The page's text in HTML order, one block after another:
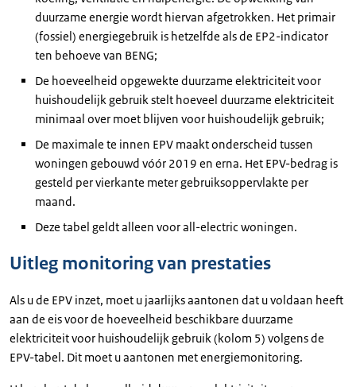
duurzame energie wordt hiervan afgetrokken. Het primair
(fossiel) energiegebruik is hetzelfde als de EP2-indicator
ten behoeve van BENG;
De hoeveelheid opgewekte duurzame elektriciteit voor
huishoudelijk gebruik stelt hoeveel duurzame elektriciteit
minimaal over moet blijven voor huishoudelijk gebruik;
De maximale te innen EPV maakt onderscheid tussen
woningen gebouwd vóór 2019 en erna. Het EPV-bedrag is
gesteld per vierkante meter gebruiksoppervlakte per
maand.
Deze tabel geldt alleen voor all-electric woningen.
Uitleg monitoring van prestaties
Als u de EPV inzet, moet u jaarlijks aantonen dat u voldaan heeft
aan de eis voor de hoeveelheid beschikbare duurzame
elektriciteit voor huishoudelijk gebruik (kolom 5) volgens de
EPV-tabel. Dit moet u aantonen met energiemonitoring.